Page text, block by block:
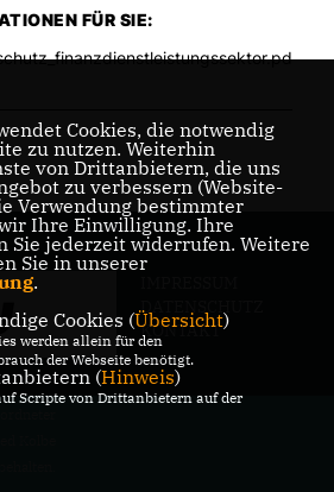
FÜR SIE:
DATENSCHUTZ
KONTAKT
Cookies, die notwendig
zu nutzen. Weiterhin
von Drittanbietern, die uns
zu verbessern (Website-
Verwendung bestimmter
Ihre Einwilligung. Ihre
Sie jederzeit widerrufen. Weitere
Sie in unserer
.
Cookies (Übersicht)
werden allein für den
der Webseite benötigt.
(Hinweis)
Scripte von Drittanbietern auf der